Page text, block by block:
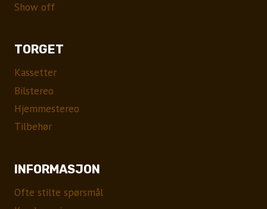
Show off
TORGET
Kassetter
Bilstereo
Hjemmestereo
Tilbehør
INFORMASJON
Ofte stilte spørsmål